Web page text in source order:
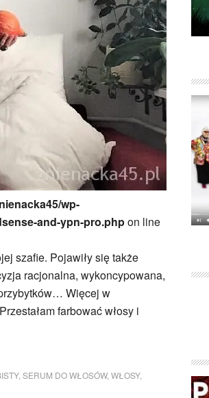
wp-
and-ypn-pro.phpon line
szafie. Pojawiły się także
racjonalna, wykoncypowana,
Więcej w
farbować włosy i
, SERUM DO WŁOSÓW, WŁOSY,